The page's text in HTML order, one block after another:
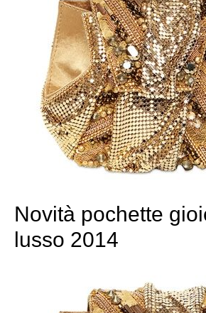
Novità pochette
lusso 2014